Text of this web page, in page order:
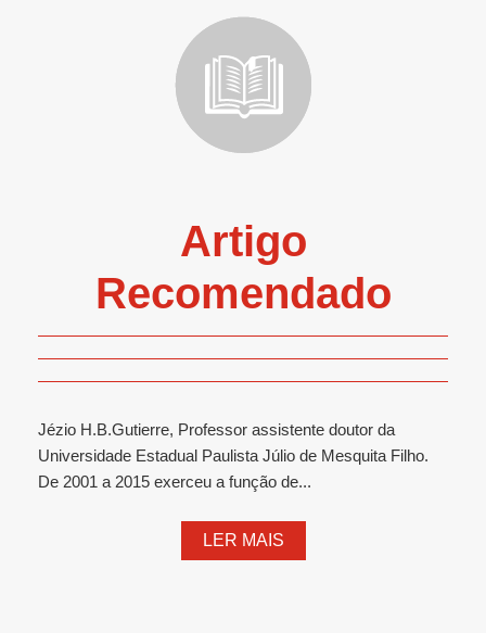
Artigo
Recomendado
Jézio H.B.Gutierre, Professor assistente doutor da
Universidade Estadual Paulista Júlio de Mesquita Filho.
De 2001 a 2015 exerceu a função de...
LER MAIS